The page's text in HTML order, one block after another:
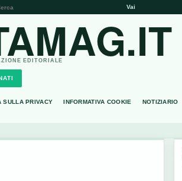
Vai
EDITORIALE
SULLA PRIVACY INFORMATIVA COOKIE NOTIZIARIO